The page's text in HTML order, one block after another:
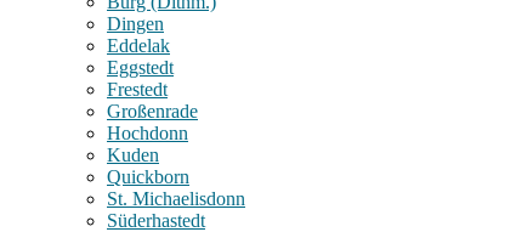
Dingen
Eddelak
Eggstedt
Frestedt
Großenrade
Hochdonn
Kuden
Quickborn
St. Michaelisdonn
Süderhastedt